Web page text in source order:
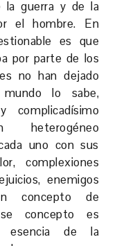
la guerra y de la
el hombre. En
es que
por parte de los
no han dejado
lo sabe,
heterogéneo
uno con sus
complexiones
enemigos
concepto de
concepto es
esencia de la